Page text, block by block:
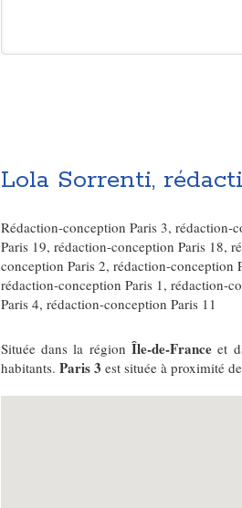
Lola Sorrenti,
Rédaction-conception Paris 3, rédaction-
Paris 19, rédaction-conception Paris 18,
conception Paris 2, rédaction-conception
rédaction-conception Paris 1, rédaction-
Paris 4, rédaction-conception Paris 11
Située dans la régionÎle-de-France et
habitants. Paris 3 est située à proximité